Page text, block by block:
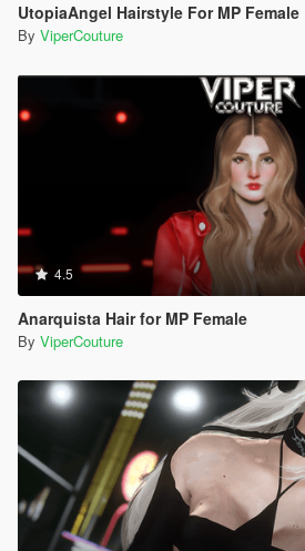
UtopiaAngel Hairstyle For MP Female
By ViperCouture
4.5
Anarquista Hair for MP Female
By ViperCouture